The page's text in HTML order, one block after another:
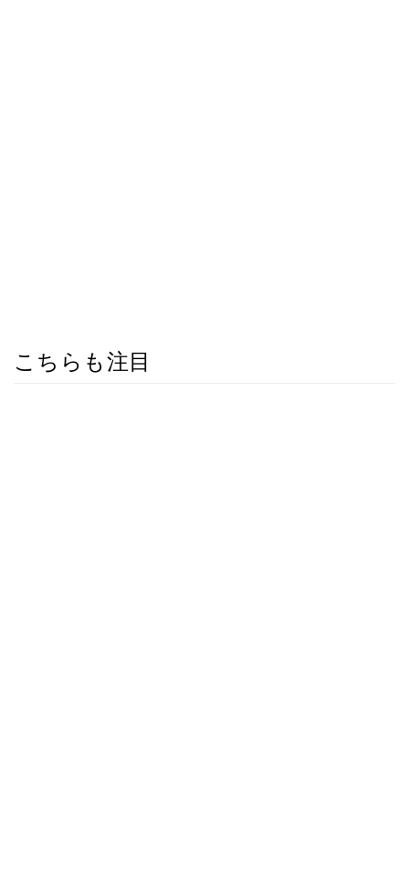
こちらも注目